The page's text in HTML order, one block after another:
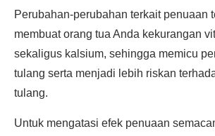
Perubahan-perubahan terkait penuaan
membuat orang tua Anda kekurangan
sekaligus kalsium, sehingga memicu
tulang serta menjadi lebih riskan
tulang.
Untuk mengatasi efek penuaan